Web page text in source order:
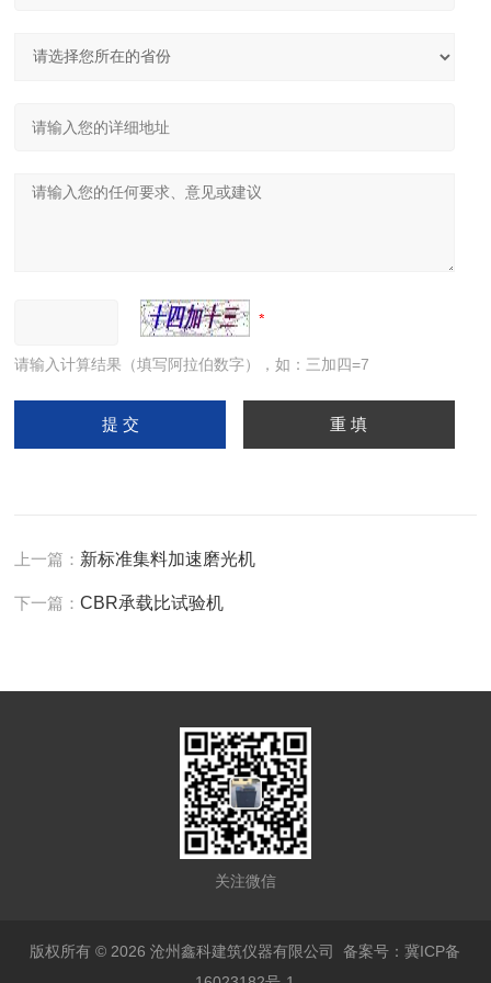
请输入计算结果（填写阿拉伯数字），如：三加四=7
上一篇： 新标准集料加速磨光机
下一篇：CBR承载比试验机
关注微信
版权所有 © 2026 沧州鑫科建筑仪器有限公司备案号：冀ICP备